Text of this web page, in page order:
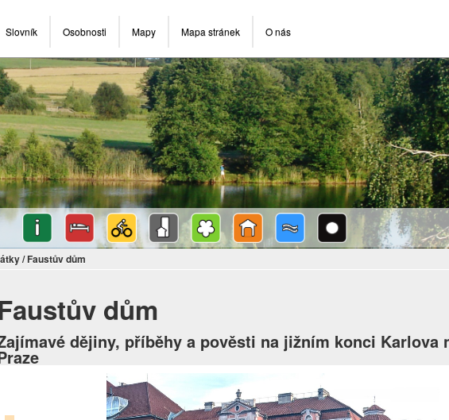
Slovník Osobnosti Mapy Mapa stránek O nás
/ Faustův dům
dům
dějiny, příběhy a pověsti na jižním konci Karlova